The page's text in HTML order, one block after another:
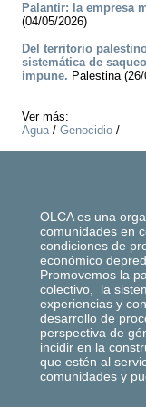
Palantir: la empresa
(04/05/2026)
Del territorio
sistemática de
impune. Palestina
Ver más:
Agua/ Genocidio /
OLCA es una
comunidades en
condiciones de
económico
Promovemos la
colectivo, la
experiencias y
desarrollo de
perspectiva de
incidir en la
que estén al
comunidades y